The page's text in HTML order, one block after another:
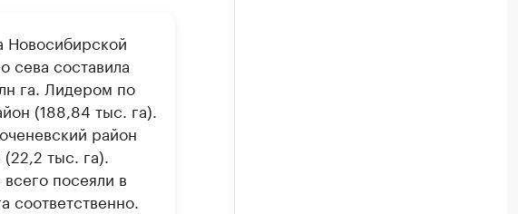
Новосибирской
сева составила
га. Лидером по
(188,84 тыс. га).
район
тыс. га).
посеяли в
соответственно.